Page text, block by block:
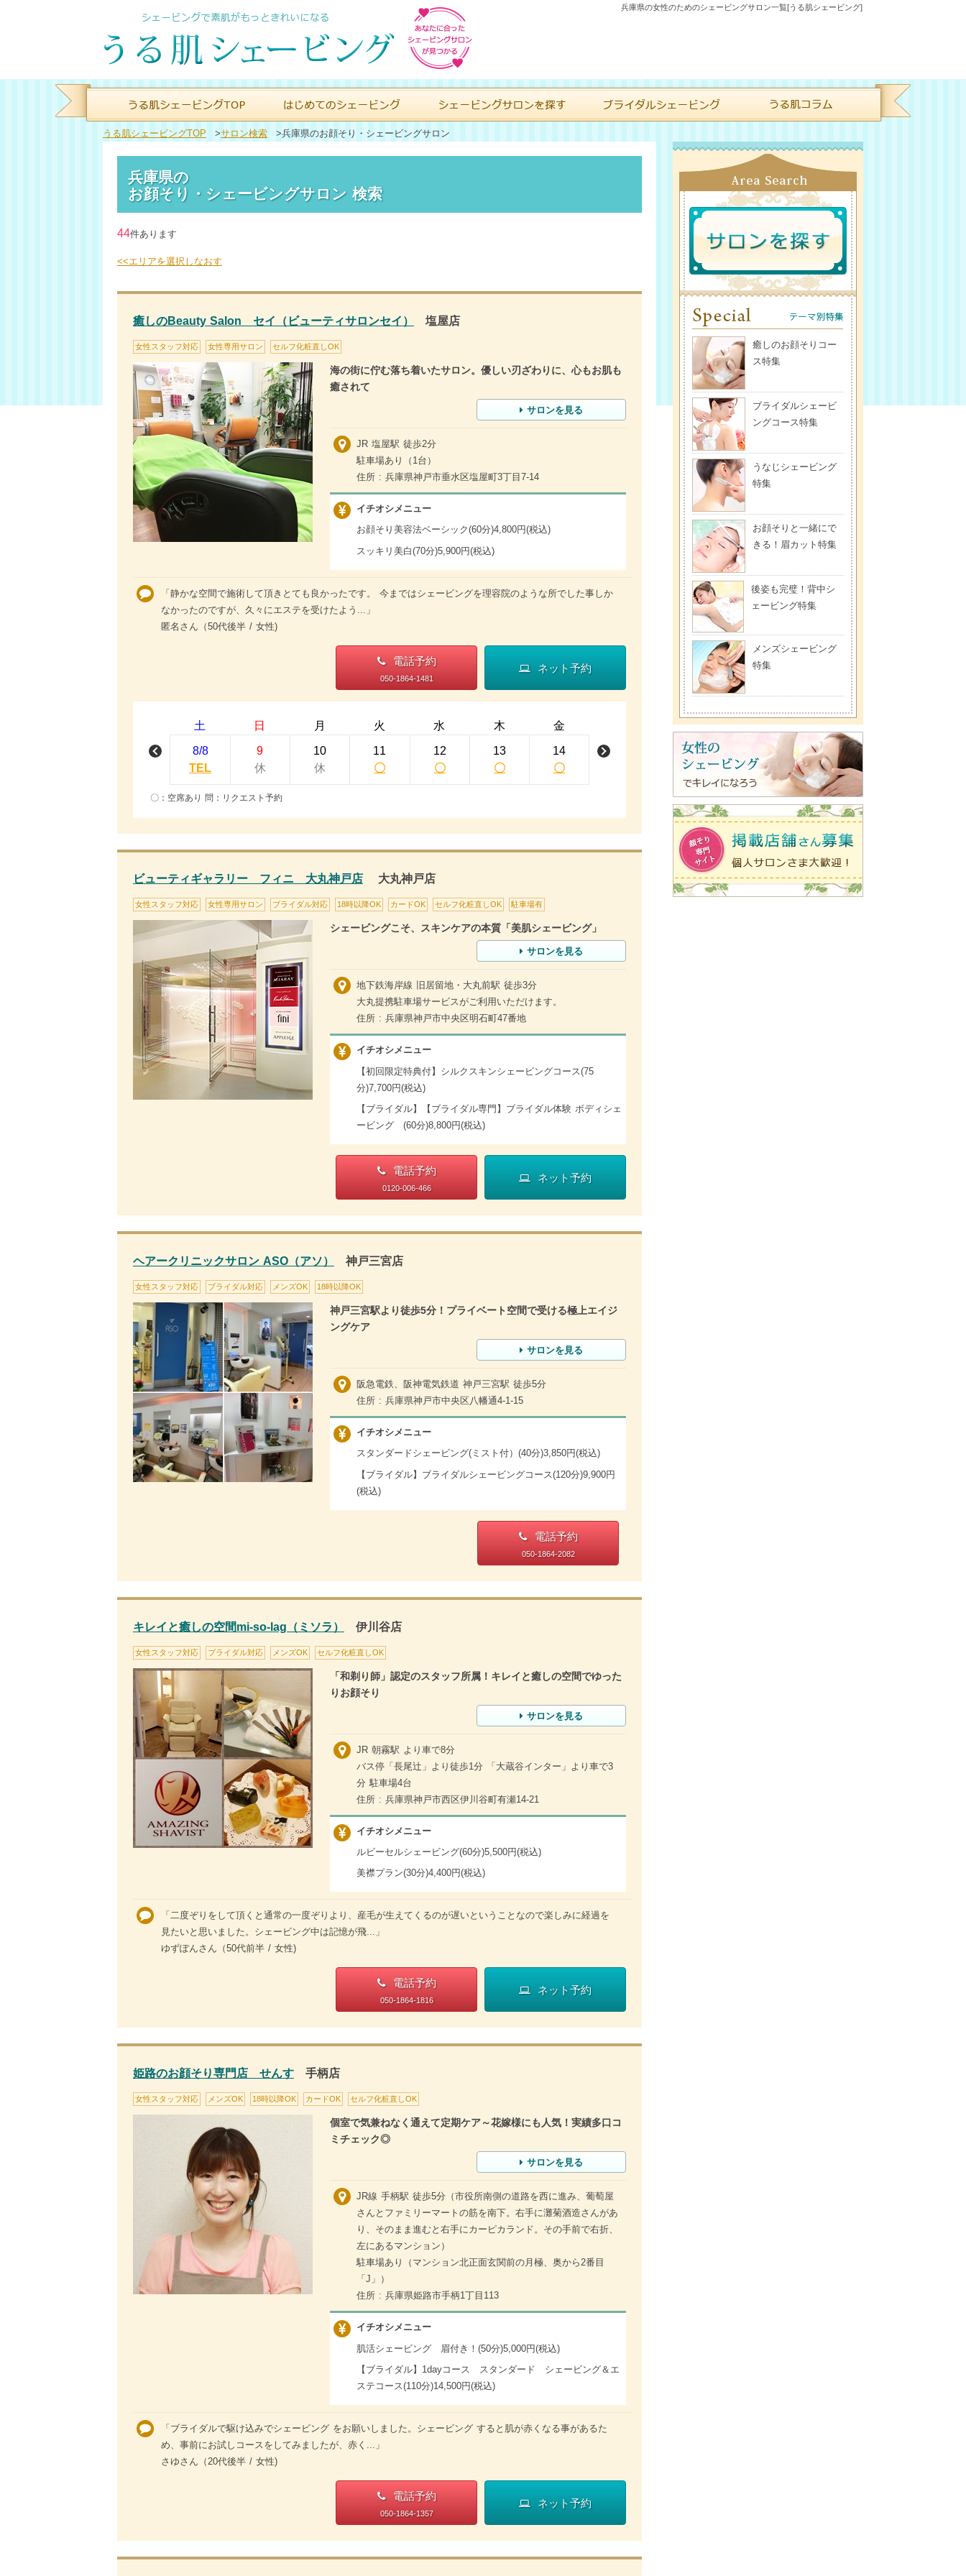
兵庫県の女性のためのシェービングサロン一覧[うる肌シェービング]
うる肌シェービングTOP >サロン検索 >兵庫県のお顔そり・シェービングサロン
兵庫県の
お顔そり・シェービングサロン 検索
44件あります
<<エリアを選択しなおす
癒しのBeauty Salon セイ（ビューティサロンセイ） 塩屋店
女性スタッフ対応 女性専用サロン セルフ化粧直しOK
海の街に佇む落ち着いたサロン。優しい刃ざわりに、心もお肌も
癒されて
サロンを見る
JR 塩屋駅 徒歩2分
駐車場あり（1台）
住所 : 兵庫県神戸市垂水区塩屋町3丁目7-14
イチオシメニュー
お顔そり美容法ベーシック(60分)4,800円(税込)
スッキリ美白(70分)5,900円(税込)
「静かな空間で施術して頂きとても良かったです。 今まではシェービングを理容院のような所でした事しか
なかったのですが、久々にエステを受けたよう...」
匿名さん（50代後半 / 女性)
電話予約
050-1864-1481
ネット予約
土
8/8
TEL
日
9
休
月
10
休
火
11
〇
水
12
〇
木
13
〇
金
14
〇
〇：空席あり 問：リクエスト予約
ビューティギャラリー フィニ 大丸神戸店大丸神戸店
女性スタッフ対応 女性専用サロン ブライダル対応 18時以降OK カードOK セルフ化粧直しOK 駐車場有
シェービングこそ、スキンケアの本質「美肌シェービング」
サロンを見る
地下鉄海岸線 旧居留地・大丸前駅 徒歩3分
大丸提携駐車場サービスがご利用いただけます。
住所 : 兵庫県神戸市中央区明石町47番地
イチオシメニュー
【初回限定特典付】シルクスキンシェービングコース(75
分)7,700円(税込)
【ブライダル】【ブライダル専門】ブライダル体験 ボディシェ
ービング (60分)8,800円(税込)
電話予約
0120-006-466
ネット予約
ヘアークリニックサロン ASO（アソ） 神戸三宮店
女性スタッフ対応 ブライダル対応 メンズOK 18時以降OK
神戸三宮駅より徒歩5分！プライベート空間で受ける極上エイジ
ングケア
サロンを見る
阪急電鉄、阪神電気鉄道 神戸三宮駅 徒歩5分
住所 : 兵庫県神戸市中央区八幡通4-1-15
イチオシメニュー
スタンダードシェービング(ミスト付）(40分)3,850円(税込)
【ブライダル】ブライダルシェービングコース(120分)9,900円
(税込)
電話予約
050-1864-2082
キレイと癒しの空間mi-so-lag（ミソラ） 伊川谷店
女性スタッフ対応 ブライダル対応 メンズOK セルフ化粧直しOK
「和剃り師」認定のスタッフ所属！キレイと癒しの空間でゆった
りお顔そり
サロンを見る
JR 朝霧駅 より車で8分
バス停「長尾辻」より徒歩1分 「大蔵谷インター」より車で3
分 駐車場4台
住所 : 兵庫県神戸市西区伊川谷町有瀬14-21
イチオシメニュー
ルビーセルシェービング(60分)5,500円(税込)
美襟プラン(30分)4,400円(税込)
「二度ぞりをして頂くと通常の一度ぞりより、産毛が生えてくるのが遅いということなので楽しみに経過を
見たいと思いました。シェービング中は記憶が飛...」
ゆずぽんさん（50代前半 / 女性)
電話予約
050-1864-1816
ネット予約
姫路のお顔そり専門店 せんす手柄店
女性スタッフ対応 メンズOK 18時以降OK カードOK セルフ化粧直しOK
個室で気兼ねなく通えて定期ケア～花嫁様にも人気！実績多口コ
ミチェック◎
サロンを見る
JR線 手柄駅 徒歩5分（市役所南側の道路を西に進み、葡萄屋
さんとファミリーマートの筋を南下。右手に灘菊酒造さんがあ
り、そのまま進むと右手にカーピカランド。その手前で右折、
左にあるマンション）
駐車場あり（マンション北正面玄関前の月極、奥から2番目
「J」）
住所 : 兵庫県姫路市手柄1丁目113
イチオシメニュー
肌活シェービング 眉付き！(50分)5,000円(税込)
【ブライダル】1dayコース スタンダード シェービング＆エ
ステコース(110分)14,500円(税込)
「ブライダルで駆け込みでシェービング をお願いしました。シェービング すると肌が赤くなる事があるた
め、事前にお試しコースをしてみましたが、赤く...」
さゆさん（20代後半 / 女性)
電話予約
050-1864-1357
ネット予約
癒しのお顔そりコー
ス特集
ブライダルシェービ
ングコース特集
うなじシェービング
特集
お顔そりと一緒にで
きる！眉カット特集
後姿も完璧！背中シ
ェービング特集
メンズシェービング
特集